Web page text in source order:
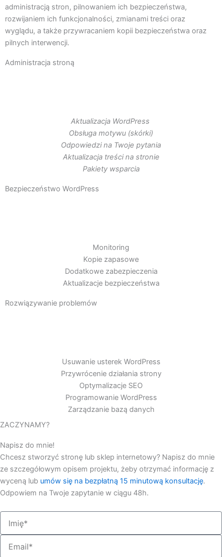
administracją stron, pilnowaniem ich bezpieczeństwa,
rozwijaniem ich funkcjonalności, zmianami treści oraz
wyglądu, a także przywracaniem kopii bezpieczeństwa oraz
pilnych interwencji.
Administracja stroną
Aktualizacja WordPress
Obsługa motywu (skórki)
Odpowiedzi na Twoje pytania
Aktualizacja treści na stronie
Pakiety wsparcia
Bezpieczeństwo WordPress
Monitoring
Kopie zapasowe
Dodatkowe zabezpieczenia
Aktualizacje bezpieczeństwa
Rozwiązywanie problemów
Usuwanie usterek WordPress
Przywrócenie działania strony
Optymalizacje SEO
Programowanie WordPress
Zarządzanie bazą danych
ZACZYNAMY?
Napisz do mnie!
Chcesz stworzyć stronę lub sklep internetowy? Napisz do mnie
ze szczegółowym opisem projektu, żeby otrzymać informację z
wyceną lub umów się na bezpłatną 15 minutową konsultację.
Odpowiem na Twoje zapytanie w ciągu 48h.